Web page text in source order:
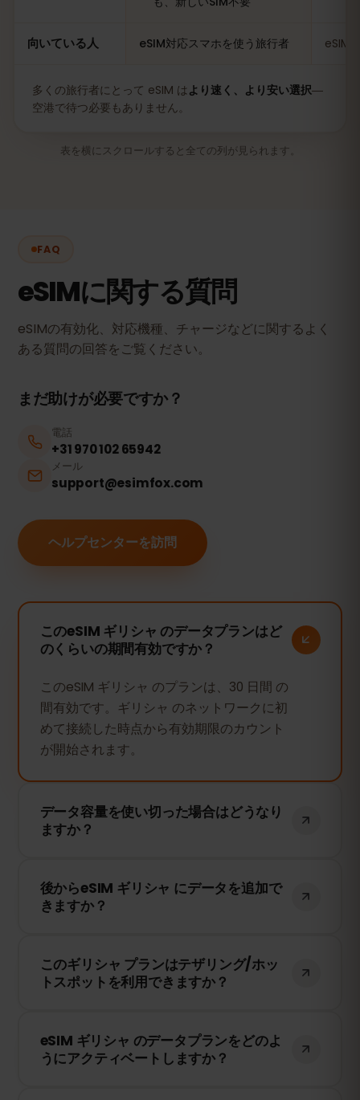
向いている人 eSIM対応スマホを使う旅行者 eSIM
多くの旅行者にとって eSIM は より速く、より安い選択―
空港で待つ必要もありません。
表を横にスクロールすると全ての列が見られます。
FAQ
eSIMに関する質問
eSIMの有効化、対応機種、チャージなどに関するよく
ある質問の回答をご覧ください。
まだ助けが必要ですか？
電話
+31 970 102 65942
メール
support@esimfox.com
ヘルプセンターを訪問
このeSIM ギリシャ のデータプランはど
のくらいの期間有効ですか？
このeSIM ギリシャ のプランは、30 日間 の
間有効です。ギリシャ のネットワークに初
めて接続した時点から有効期限のカウント
が開始されます。
データ容量を使い切った場合はどうなり
ますか？
接続は停止します。eSIMFOXのダッシュボ
ードから簡単にデータを追加購入して、引
後からeSIM ギリシャ にデータを追加で
きますか？
く、いつでもデータを追加できます。アカ
ウントにログインして、必要なデータ量を
このギリシャ プランはテザリング/ホッ
トスポットを利用できますか？
して、他のデバイスとインターネット接続
を共有できます。ただし、速度や接続状況
eSIM ギリシャ のデータプランをどのよ
うにアクティベートしますか？